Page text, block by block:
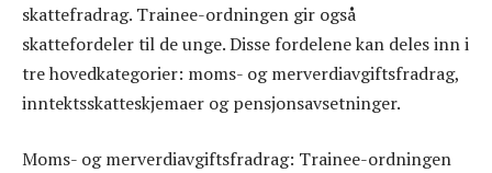
skattefradrag. Trainee-ordningen gir også
skattefordeler til de unge. Disse fordelene kan deles inn i
tre hovedkategorier: moms- og merverdiavgiftsfradrag,
inntektsskatteskjemaer og pensjonsavsetninger.
Moms- og merverdiavgiftsfradrag: Trainee-ordningen